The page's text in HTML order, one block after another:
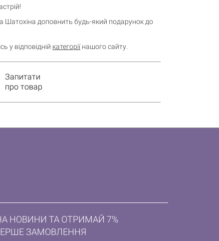
Шатохіна доповнить будь-який подарунок до
у відповідній категоріїнашого сайту.
Запитати
про товар
НОВИНИ ТА ОТРИМАЙ 7%
ЗАМОВЛЕННЯ